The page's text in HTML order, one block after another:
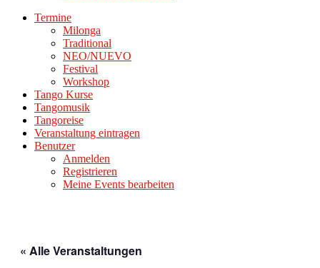
Termine
Milonga
Traditional
NEO/NUEVO
Festival
Workshop
Tango Kurse
Tangomusik
Tangoreise
Veranstaltung eintragen
Benutzer
Anmelden
Registrieren
Meine Events bearbeiten
« Alle Veranstaltungen